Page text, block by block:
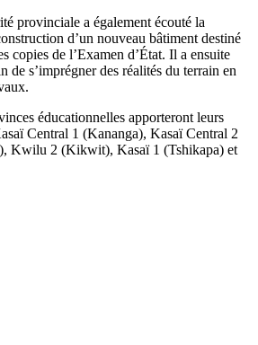
provinciale a également écouté la
d’un nouveau bâtiment destiné
copies de l’Examen d’État. Il a ensuite
de s’imprégner des réalités du terrain en
éducationnelles apporteront leurs
Central 1 (Kananga), Kasaï Central 2
Kwilu 2 (Kikwit), Kasaï 1 (Tshikapa) et